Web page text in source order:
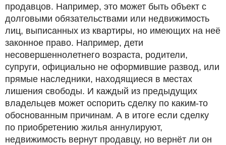
продавцов. Например, это может быть объект с
долговыми обязательствами или недвижимость
лиц, выписанных из квартиры, но имеющих на неё
законное право. Например, дети
несовершеннолетнего возраста, родители,
супруги, официально не оформившие развод, или
прямые наследники, находящиеся в местах
лишения свободы. И каждый из предыдущих
владельцев может оспорить сделку по каким-то
обоснованным причинам. А в итоге если сделку
по приобретению жилья аннулируют,
недвижимость вернут продавцу, но вернёт ли он